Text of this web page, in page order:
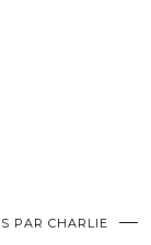
PAR CHARLIE